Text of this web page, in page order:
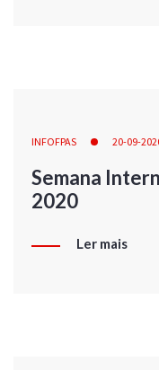
INFOFPAS 20-09-
Semana
2020
Ler mais